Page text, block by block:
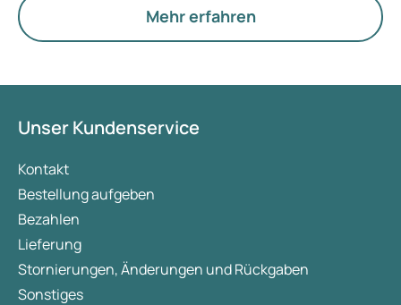
Mehr erfahren
Unser Kundenservice
Kontakt
Bestellung aufgeben
Bezahlen
Lieferung
Stornierungen, Änderungen und Rückgaben
Sonstiges